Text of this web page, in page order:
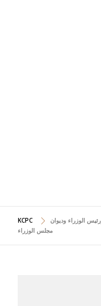
KCPC
الوزراء وديوان
مجلس الوزراء